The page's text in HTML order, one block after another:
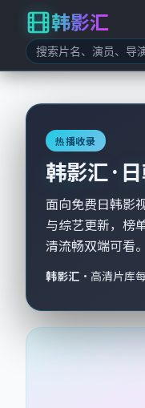
韩影汇
热播收录
韩影汇 ·
面向免费日韩影
与综艺更新，榜
清流畅双端可看。
韩影汇 · 高清片库